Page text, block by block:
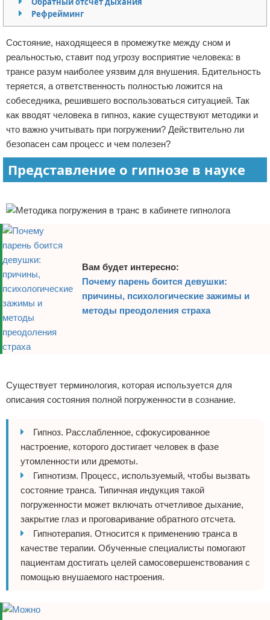
Финансы
Отказ от ответственности
Рефрейминг
Состояние, находящееся в промежутке между сном и
реальностью, ставит под угрозу восприятие человека: в
трансе разум наиболее уязвим для внушения. Бдительность
теряется, а ответственность полностью ложится на
собеседника, решившего воспользоваться ситуацией. Так
как вводят человека в гипноз, какие существуют методики и
что важно учитывать при погружении? Действительно ли
безопасен сам процесс и чем полезен?
Представление о гипнозе в науке
Вам будет интересно:
Почему парень боится девушки:
причины, психологические зажимы и
методы преодоления страха
Существует терминология, которая используется для
описания состояния полной погруженности в сознание.
Гипноз. Расслабленное, сфокусированное
настроение, которого достигает человек в фазе
утомленности или дремоты.
Гипнотизм. Процесс, используемый, чтобы вызвать
состояние транса. Типичная индукция такой
погруженности может включать отчетливое дыхание,
закрытие глаз и проговаривание обратного отсчета.
Гипнотерапия. Относится к применению транса в
качестве терапии. Обученные специалисты помогают
пациентам достигать целей самосовершенствования с
помощью внушаемого настроения.